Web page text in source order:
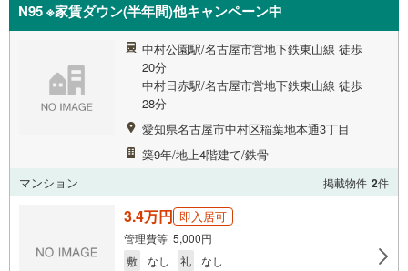
N95 ※家賃ダウン(半年間)他キャンペーン中
中村公園駅/名古屋市営地下鉄東山線 徒歩
20分
中村日赤駅/名古屋市営地下鉄東山線 徒歩
28分
愛知県名古屋市中村区稲葉地本通3丁目
築9年/地上4階建て/鉄骨
マンション
掲載物件 2件
3.4万円 即入居可
管理費等 5,000円
敷
なし 礼 なし